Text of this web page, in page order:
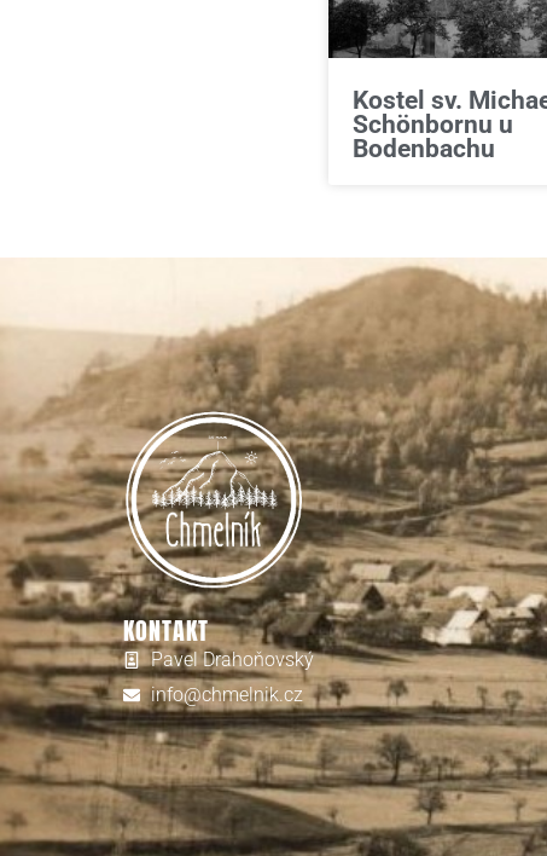
Kostel sv.
Schönbornu u
Bodenbachu
KONTAKT
Pavel Drahoňovský
info@chmelnik.cz